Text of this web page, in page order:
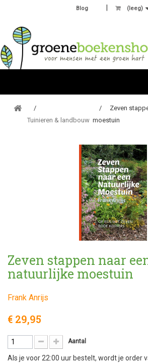
(leeg)
Blog
Tuinieren & landbouw
Zeven
moestuin
Zeven stappen naar
natuurlijke moestuin
Frank Anrijs
€ 29,95
Aantal
Als je voor 22:00 uur bestelt, wordt je order